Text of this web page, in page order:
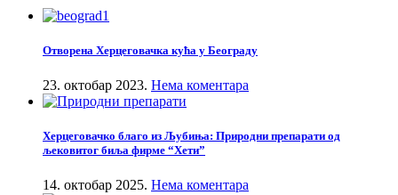
Отворена Херцеговачка кућа у Београду
23. октобар 2023. Нема коментара
Херцеговачко благо из Љубиња: Природни препарати од
љековитог биља фирме “Хети”
14. октобар 2025. Нема коментара